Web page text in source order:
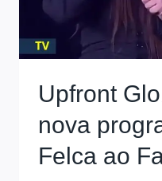
Upfront
nova
Felca ao